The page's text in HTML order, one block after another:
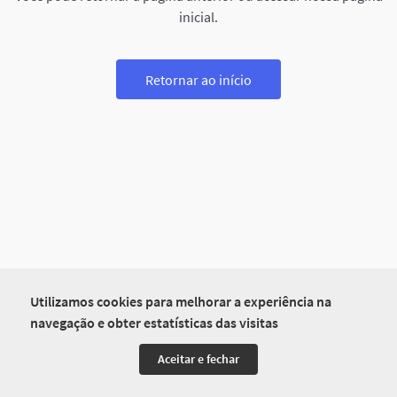
Utilizamos cookies para melhorar a experiência na
navegação e obter estatísticas das visitas
Aceitar e fechar
inicial.
Retornar ao início